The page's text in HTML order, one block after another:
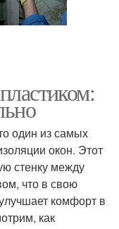
один из самых
окон. Этот
стенку между
что в свою
комфорт в
как